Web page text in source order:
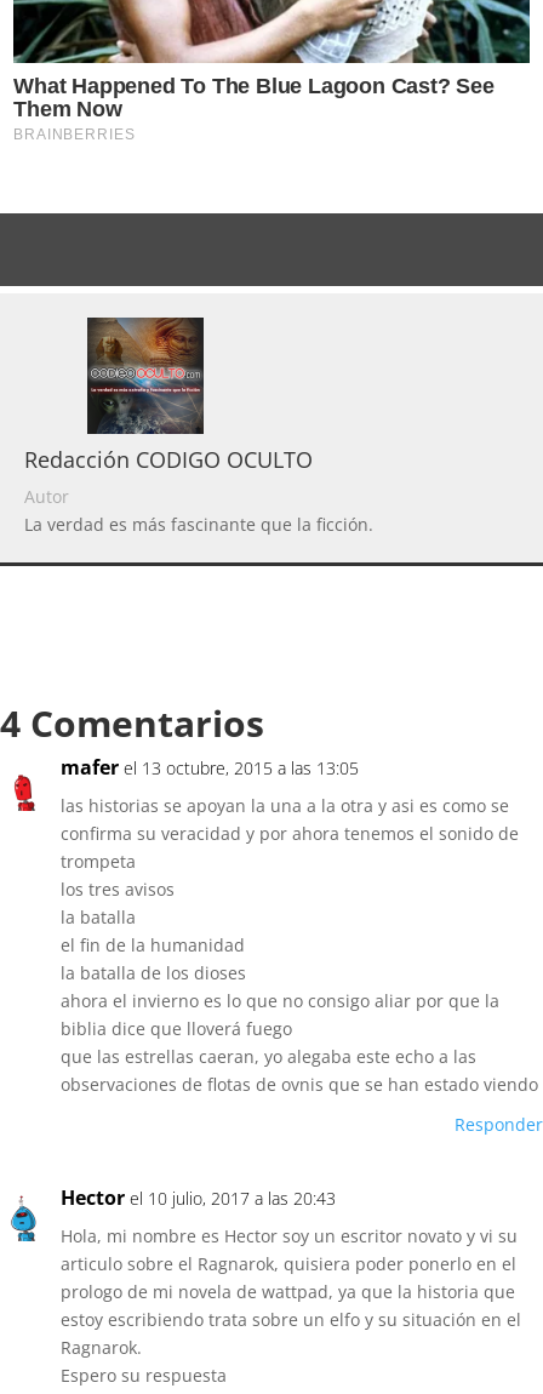
Redacción CODIGO OCULTO
Autor
La verdad es más fascinante que la ficción.
4 Comentarios
mafer el 13 octubre, 2015 a las 13:05
las historias se apoyan la una a la otra y asi es como se
confirma su veracidad y por ahora tenemos el sonido de
trompeta
los tres avisos
la batalla
el fin de la humanidad
la batalla de los dioses
ahora el invierno es lo que no consigo aliar por que la
biblia dice que lloverá fuego
que las estrellas caeran, yo alegaba este echo a las
observaciones de flotas de ovnis que se han estado viendo
Responder
Hector el 10 julio, 2017 a las 20:43
Hola, mi nombre es Hector soy un escritor novato y vi su
articulo sobre el Ragnarok, quisiera poder ponerlo en el
prologo de mi novela de wattpad, ya que la historia que
estoy escribiendo trata sobre un elfo y su situación en el
Ragnarok.
Espero su respuesta